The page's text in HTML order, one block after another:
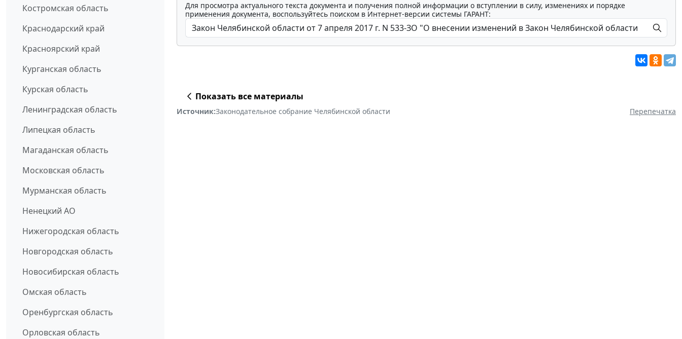
Костромская область
Краснодарский край
Красноярский край
Курганская область
Курская область
Ленинградская область
Липецкая область
Магаданская область
Московская область
Мурманская область
Ненецкий АО
Нижегородская область
Новгородская область
Новосибирская область
Омская область
Оренбургская область
Орловская область
Для просмотра актуального текста документа и получения полной информации о вступлении в силу, изменениях и порядке
применения документа, воспользуйтесь поиском в Интернет-версии системы ГАРАНТ:
Показать все материалы
Источник:Законодательное собрание Челябинской области Перепечатка